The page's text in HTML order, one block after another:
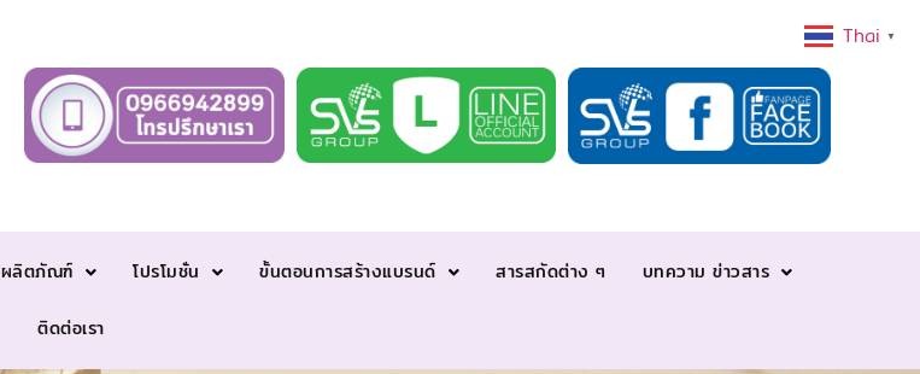
ผลิตภัณฑ์ โปรโมชั่น ขั้นตอนการสร้างแบรนด์ สารสกัดต่าง ๆ บทความ ข่าวสาร
ติดต่อเรา
Thai ▼